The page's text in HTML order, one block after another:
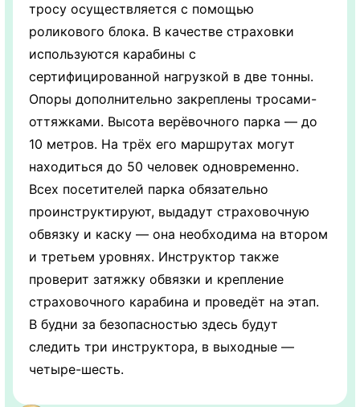
тросу осуществляется с помощью
роликового блока. В качестве страховки
используются карабины с
сертифицированной нагрузкой в две тонны.
Опоры дополнительно закреплены тросами-
оттяжками. Высота верёвочного парка — до
10 метров. На трёх его маршрутах могут
находиться до 50 человек одновременно.
Всех посетителей парка обязательно
проинструктируют, выдадут страховочную
обвязку и каску — она необходима на втором
и третьем уровнях. Инструктор также
проверит затяжку обвязки и крепление
страховочного карабина и проведёт на этап.
В будни за безопасностью здесь будут
следить три инструктора, в выходные —
четыре-шесть.